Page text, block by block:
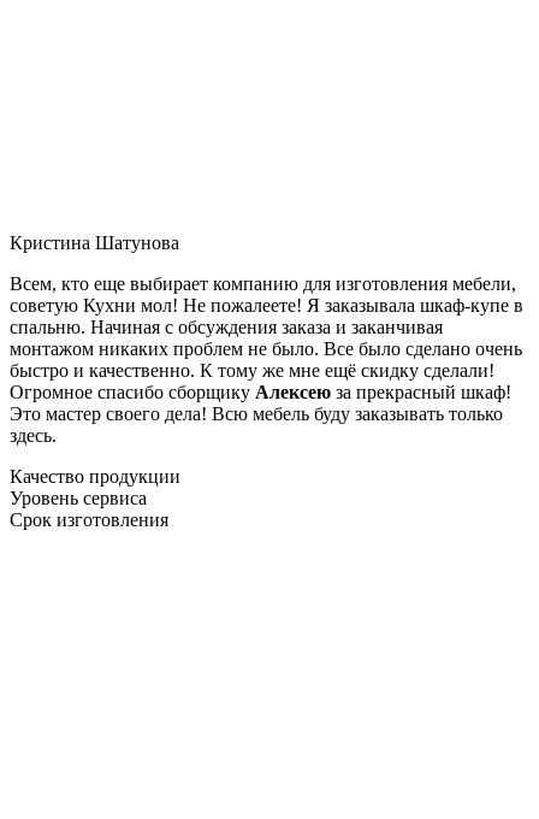
Кристина Шатунова
Всем, кто еще выбирает компанию для изготовления мебели,
советую Кухни мол! Не пожалеете! Я заказывала шкаф-купе в
спальню. Начиная с обсуждения заказа и заканчивая
монтажом никаких проблем не было. Все было сделано очень
быстро и качественно. К тому же мне ещё скидку сделали!
Огромное спасибо сборщику Алексею за прекрасный шкаф!
Это мастер своего дела! Всю мебель буду заказывать только
здесь.
Качество продукции
Уровень сервиса
Срок изготовления